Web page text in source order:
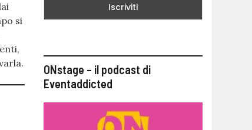
si
ONstage – il podcast di
Eventaddicted